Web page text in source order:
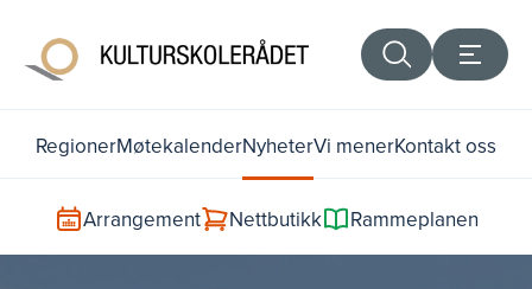
RegionerMøtekalenderNyheterVi menerKontakt oss
Arrangement Nettbutikk Rammeplanen